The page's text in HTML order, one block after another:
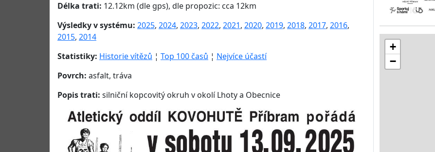
Délka trati: 12.12km (dle gps), dle propozic: cca 12km
Výsledky v systému: 2025, 2024, 2023, 2022, 2021, 2020, 2019, 2018, 2017, 2016,
2015, 2014
Statistiky: Historie vítězů ¦ Top 100 časů ¦ Nejvíce účastí
Povrch: asfalt, tráva
Popis trati: silniční kopcovitý okruh v okolí Lhoty a Obecnice
+
−